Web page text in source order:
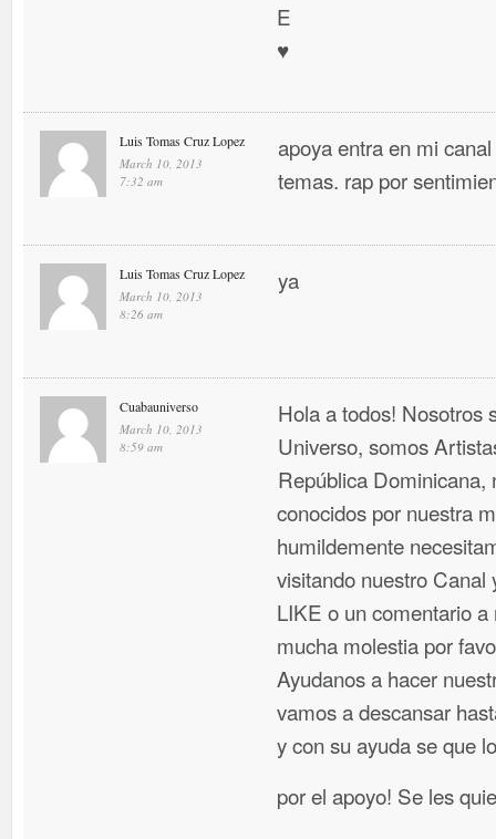
E
♥
Luis Tomas Cruz Lopez
March 10, 2013
7:32 am
apoya entra en mi
temas. rap por
Luis Tomas Cruz Lopez
March 10, 2013
8:26 am
ya
Cuabauniverso
March 10, 2013
8:59 am
Hola a todos! Nosotros
Universo, somos
República Dominicana,
conocidos por nuestra
humildemente
visitando nuestro Canal
LIKE o un comentario
mucha molestia por
Ayudanos a hacer
vamos a descansar
y con su ayuda se que
por el apoyo! Se les